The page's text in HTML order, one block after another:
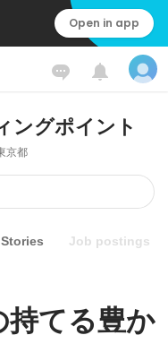
Open in app
ングポイント
京都
Stories Job postings
持てる豊か